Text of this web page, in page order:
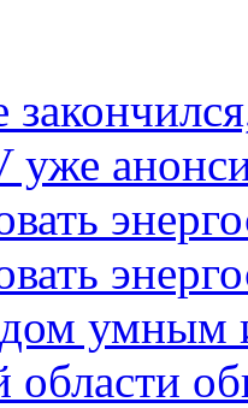
уже
умным